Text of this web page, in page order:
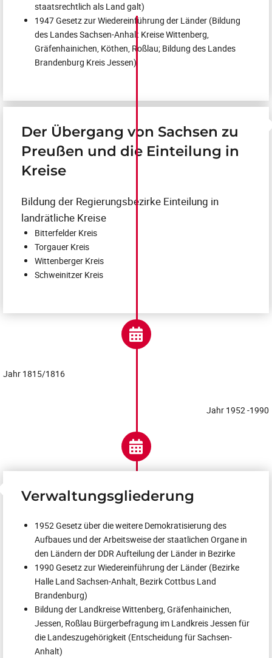
staatsrechtlich als Land galt)
1947 Gesetz zur Wiedereinführung der Länder (Bildung
des Landes Sachsen-Anhalt Kreise Wittenberg,
Gräfenhainichen, Köthen, Roßlau; Bildung des Landes
Brandenburg Kreis Jessen)
Der Übergang von Sachsen zu
Preußen und die Einteilung in
Kreise
Bildung der Regierungsbezirke Einteilung in
landrätliche Kreise
Bitterfelder Kreis
Torgauer Kreis
Wittenberger Kreis
Schweinitzer Kreis
Jahr 1815/1816
Jahr 1952 -1990
Verwaltungsgliederung
1952 Gesetz über die weitere Demokratisierung des
Aufbaues und der Arbeitsweise der staatlichen Organe in
den Ländern der DDR Aufteilung der Länder in Bezirke
1990 Gesetz zur Wiedereinführung der Länder (Bezirke
Halle Land Sachsen-Anhalt, Bezirk Cottbus Land
Brandenburg)
Bildung der Landkreise Wittenberg, Gräfenhainichen,
Jessen, Roßlau Bürgerbefragung im Landkreis Jessen für
die Landeszugehörigkeit (Entscheidung für Sachsen-
Anhalt)